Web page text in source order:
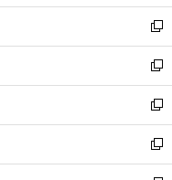
ウ
ィ
ン
ド
ウ
で
開
く
し
い
ウ
ィ
ン
ド
ウ
で
開
新
し
い
ウ
ィ
ン
ド
ウ
新
し
い
ウ
ィ
ン
新
し
い
ウ
新
し